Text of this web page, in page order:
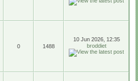
0 1488
10 Jun 2026, 12:35
broddiet